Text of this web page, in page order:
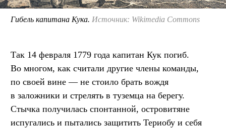
Гибель капитана Кука. Источник: Wikimedia Commons
Так 14 февраля 1779 года капитан Кук погиб.
Во многом, как считали другие члены команды,
по своей вине — не стоило брать вождя
в заложники и стрелять в туземца на берегу.
Стычка получилась спонтанной, островитяне
испугались и пытались защитить Териобу и себя